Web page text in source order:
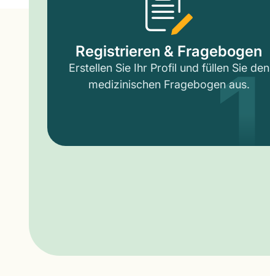
Registrieren & Fragebogen
Erstellen Sie Ihr Profil und füllen Sie den
medizinischen Fragebogen aus.
1